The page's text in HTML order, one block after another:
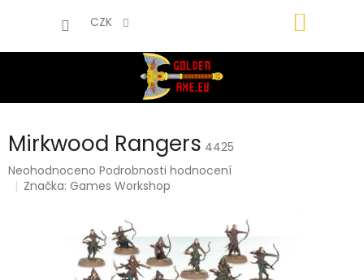
CZK
Mirkwood Rangers 4425
Průměrné
hodnocení
Neohodnoceno Podrobnosti hodnocení
Značka:Games Workshop